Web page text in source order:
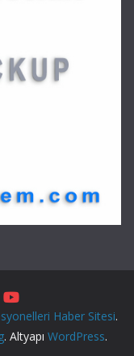
Haber Sitesi.
. Altyapı WordPress.